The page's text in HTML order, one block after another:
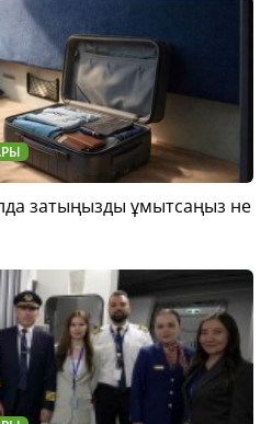
затыңызды ұмытсаңыз не